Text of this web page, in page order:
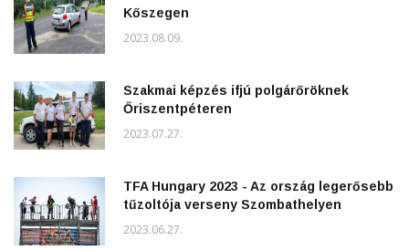
Kőszegen
2023.08.09.
Szakmai képzés ifjú polgárőröknek
Őriszentpéteren
2023.07.27.
TFA Hungary 2023 - Az ország legerősebb
tűzoltója verseny Szombathelyen
2023.06.27.